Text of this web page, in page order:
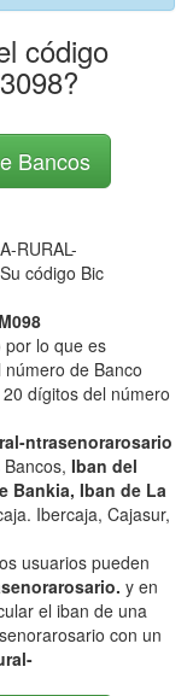
código
Bancos
RURAL-
código Bic
por lo que es
de Banco
dígitos del número
ntrasenorarosario
Iban del
Bankia, Iban de La
Ibercaja, Cajasur,
usuarios pueden
y en
el iban de una
con un